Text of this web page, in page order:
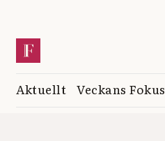
Aktuellt Veckans Fokus